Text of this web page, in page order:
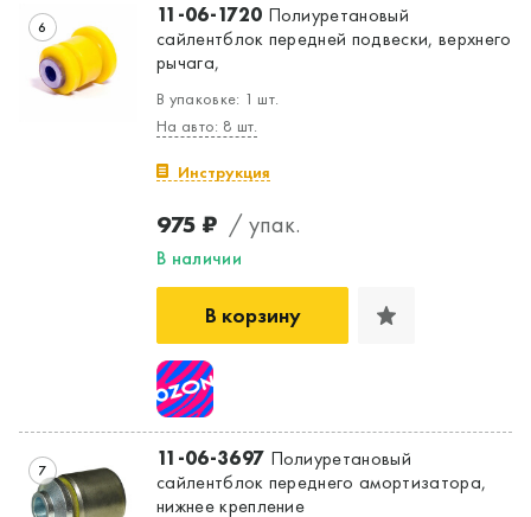
6 11-06-1720 Полиуретановый
сайлентблок передней подвески, верхнего
рычага,
В упаковке: 1 шт.
На авто: 8 шт.
Инструкция
975 ₽ / упак.
В наличии
В корзину
7 11-06-3697 Полиуретановый
сайлентблок переднего амортизатора,
нижнее крепление